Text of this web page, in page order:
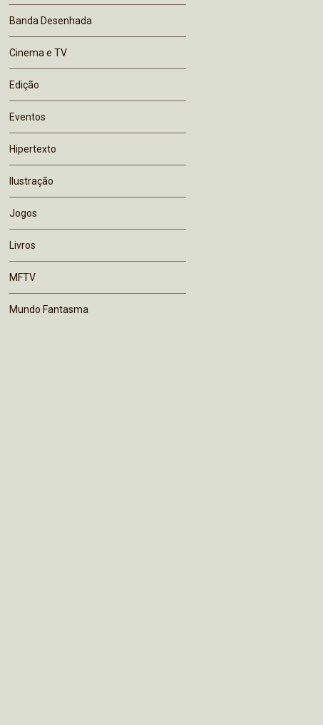
Banda Desenhada
Cinema e TV
Edição
Eventos
Hipertexto
Ilustração
Jogos
Livros
MFTV
Mundo Fantasma